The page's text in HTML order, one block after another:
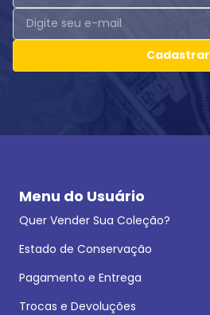
Cadastrar
Menu do Usuário
Quer Vender Sua Coleção?
Estado de Conservação
Pagamento e Entrega
Trocas e Devoluções